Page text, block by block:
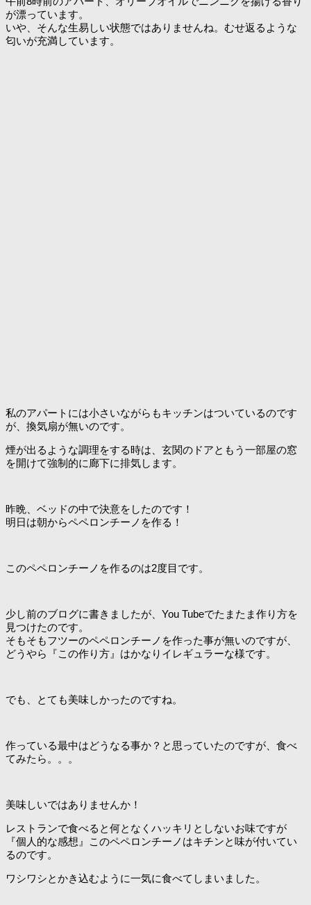
が漂っています。
いや、そんな生易しい状態ではありませんね。むせ返るような
匂いが充満しています。
私のアパートには小さいながらもキッチンはついているのです
が、換気扇が無いのです。
煙が出るような調理をする時は、玄関のドアともう一部屋の窓
を開けて強制的に廊下に排気します。
昨晩、ベッドの中で決意をしたのです！
明日は朝からペペロンチーノを作る！
このペペロンチーノを作るのは2度目です。
少し前のブログに書きましたが、You Tubeでたまたま作り方を
見つけたのです。
そもそもフツーのペペロンチーノを作った事が無いのですが、
どうやら『この作り方』はかなりイレギュラーな様です。
でも、とても美味しかったのですね。
作っている最中はどうなる事か？と思っていたのですが、食べ
てみたら。。。
美味しいではありませんか！
レストランで食べると何となくハッキリとしないお味ですが
『個人的な感想』このペペロンチーノはキチンと味が付いてい
るのです。
ワシワシとかき込むように一気に食べてしまいました。